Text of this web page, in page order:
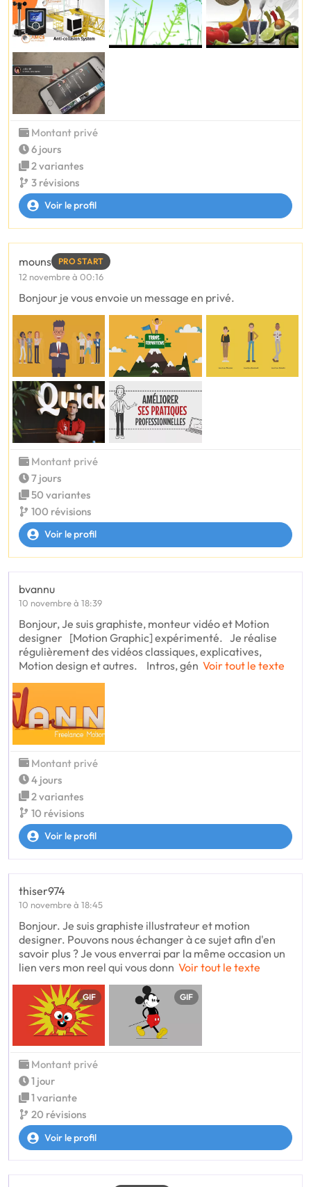
Montant privé
6 jours
2 variantes
3 révisions
Voir le profil
mouns PRO START
12 novembre à 00:16
Bonjour je vous envoie un message en privé.
Montant privé
7 jours
50 variantes
100 révisions
Voir le profil
bvannu
10 novembre à 18:39
Bonjour, Je suis graphiste, monteur vidéo et Motion
designer [Motion Graphic] expérimenté. Je réalise
régulièrement des vidéos classiques, explicatives,
Motion design et autres. Intros, gén Voir tout le texte
Montant privé
4 jours
2 variantes
10 révisions
Voir le profil
thiser974
10 novembre à 18:45
Bonjour. Je suis graphiste illustrateur et motion
designer. Pouvons nous échanger à ce sujet afin d'en
savoir plus ? Je vous enverrai par la même occasion un
lien vers mon reel qui vous donn Voir tout le texte
GIF GIF
Montant privé
1 jour
1 variante
20 révisions
Voir le profil